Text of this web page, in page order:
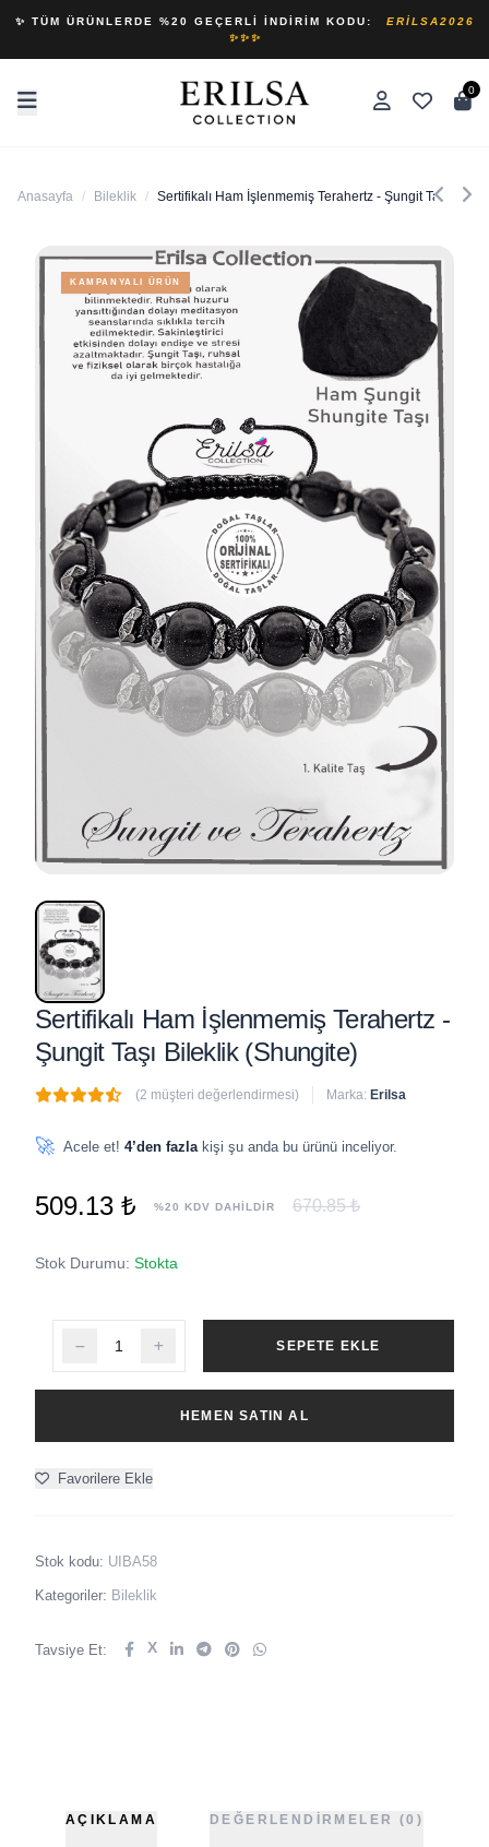
✨ TÜM ÜRÜNLERDE %20 GEÇERLI İNDIRIM KODU:
ERILSA2026
✨✨✨
0
Anasayfa / Bileklik / Sertifikalı Ham İşlenmemiş Terahertz - Şungit Taşı
KAMPANYALI ÜRÜN
Sertifikalı Ham İşlenmemiş Terahertz -
Şungit Taşı Bileklik (Shungite)
(2 müşteri değerlendirmesi) Marka: Erilsa
🚀 Acele et! 4’den fazla kişi şu anda bu ürünü inceliyor.
509.13 ₺ %20 KDV DAHİLDİR 670.85 ₺
Stok Durumu: Stokta
SEPETE EKLE
HEMEN SATIN AL
Favorilere Ekle
Stok kodu: UIBA58
Kategoriler: Bileklik
Tavsiye Et: X
AÇIKLAMA DEĞERLENDIRMELER (0)